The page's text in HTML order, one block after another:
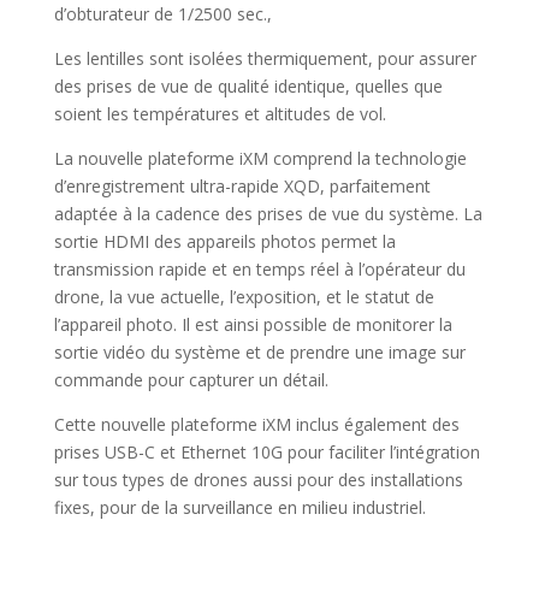
d’obturateur de 1/2500 sec.,
Les lentilles sont isolées thermiquement, pour assurer
des prises de vue de qualité identique, quelles que
soient les températures et altitudes de vol.
La nouvelle plateforme iXM comprend la technologie
d’enregistrement ultra-rapide XQD, parfaitement
adaptée à la cadence des prises de vue du système. La
sortie HDMI des appareils photos permet la
transmission rapide et en temps réel à l’opérateur du
drone, la vue actuelle, l’exposition, et le statut de
l’appareil photo. Il est ainsi possible de monitorer la
sortie vidéo du système et de prendre une image sur
commande pour capturer un détail.
Cette nouvelle plateforme iXM inclus également des
prises USB-C et Ethernet 10G pour faciliter l’intégration
sur tous types de drones aussi pour des installations
fixes, pour de la surveillance en milieu industriel.